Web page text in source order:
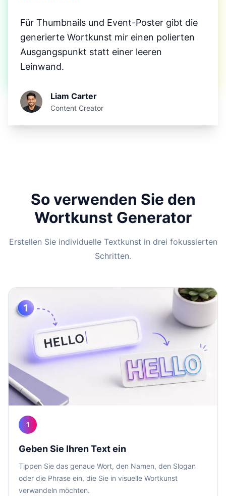
Für Thumbnails und Event-Poster gibt die
generierte Wortkunst mir einen polierten
Ausgangspunkt statt einer leeren
Leinwand.
Liam Carter
Content Creator
So verwenden Sie den
Wortkunst Generator
Erstellen Sie individuelle Textkunst in drei fokussierten
Schritten.
1
Geben Sie Ihren Text ein
Tippen Sie das genaue Wort, den Namen, den Slogan
oder die Phrase ein, die Sie in visuelle Wortkunst
verwandeln möchten.